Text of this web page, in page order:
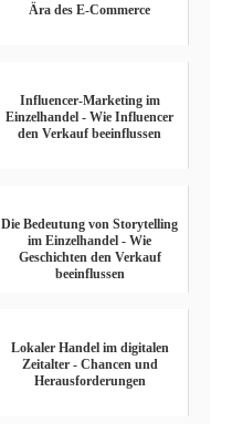
Ära des E-Commerce
Influencer-Marketing im
Einzelhandel - Wie Influencer
den Verkauf beeinflussen
Die Bedeutung von Storytelling
im Einzelhandel - Wie
Geschichten den Verkauf
beeinflussen
Lokaler Handel im digitalen
Zeitalter - Chancen und
Herausforderungen